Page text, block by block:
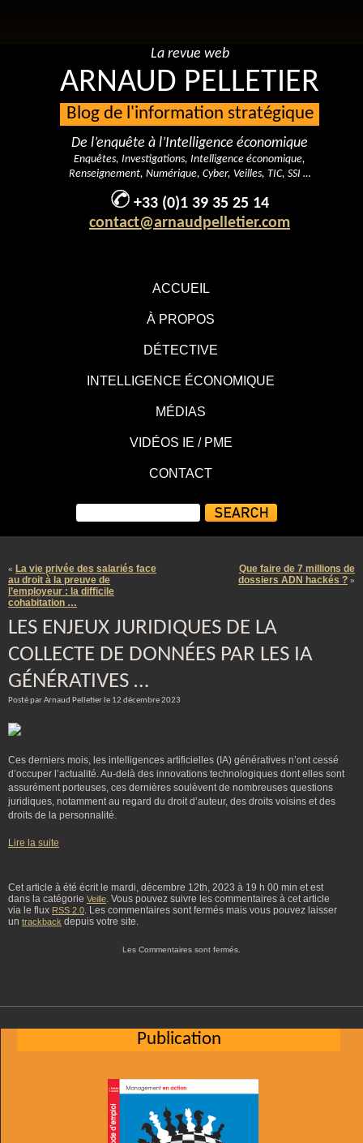
ACCUEIL
À PROPOS
DÉTECTIVE
INTELLIGENCE ÉCONOMIQUE
MÉDIAS
VIDÉOS IE / PME
CONTACT
La revue web
ARNAUD PELLETIER
Blog de l'information stratégique
De l’enquête à l’Intelligence économique
Enquêtes, Investigations, Intelligence économique,
Renseignement, Numérique, Cyber, Veilles, TIC, SSI …
+33 (0)1 39 35 25 14
contact@arnaudpelletier.com
« La vie privée des salariés face
au droit à la preuve de
l’employeur : la difficile
cohabitation …
Que faire de 7 millions de
dossiers ADN hackés ? »
LES ENJEUX JURIDIQUES DE LA
COLLECTE DE DONNÉES PAR LES IA
GÉNÉRATIVES …
Posté par Arnaud Pelletier le 12 décembre 2023
Ces derniers mois, les intelligences artificielles (IA) génératives n’ont cessé
d’occuper l’actualité. Au-delà des innovations technologiques dont elles sont
assurément porteuses, ces dernières soulèvent de nombreuses questions
juridiques, notamment au regard du droit d’auteur, des droits voisins et des
droits de la personnalité.
Lire la suite
Cet article à été écrit le mardi, décembre 12th, 2023 à 19 h 00 min et est
dans la catégorie Veille. Vous pouvez suivre les commentaires à cet article
via le flux RSS 2.0. Les commentaires sont fermés mais vous pouvez laisser
un trackback depuis votre site.
Les Commentaires sont fermés.
Publication